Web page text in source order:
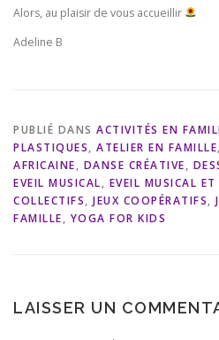
Alors, au plaisir de vous accueillir
Adeline B
PUBLIÉ DANS ACTIVITÉS EN
PLASTIQUES, ATELIER EN FAMILLE,
AFRICAINE, DANSE CRÉATIVE,
EVEIL MUSICAL, EVEIL MUSICAL ET
COLLECTIFS, JEUX COOPÉRATIFS,
FAMILLE, YOGA FOR KIDS
LAISSER UN